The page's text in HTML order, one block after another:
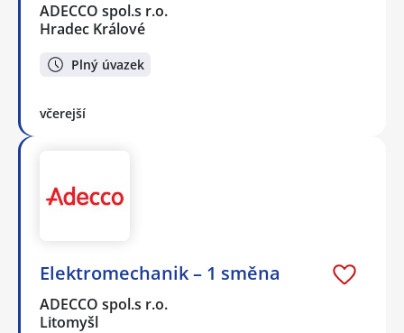
ADECCO spol.s r.o.
Hradec Králové
Plný úvazek
včerejší
Elektromechanik – 1 směna
ADECCO spol.s r.o.
Litomyšl